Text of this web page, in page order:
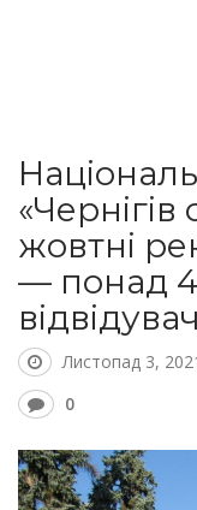
«Чернігів
жовтні
— понад
Листопад 3,
0